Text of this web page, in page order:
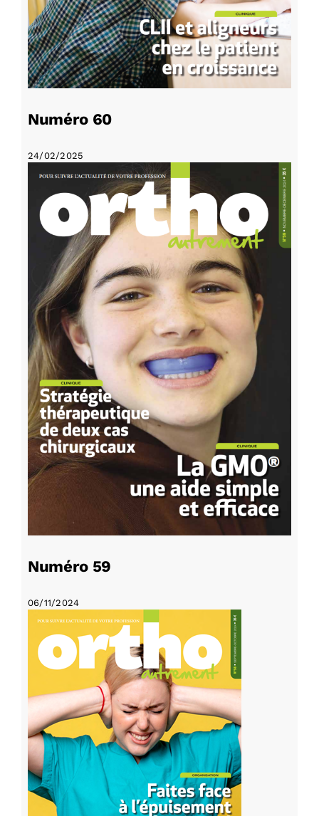
Numéro 60
24/02/2025
Numéro 59
06/11/2024